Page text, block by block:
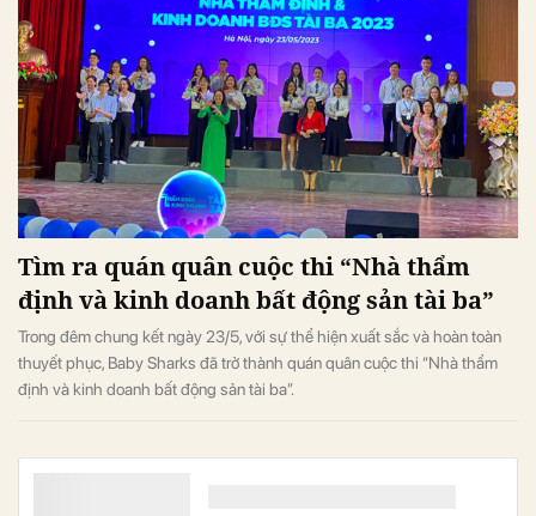
Tìm ra quán quân cuộc thi “Nhà thẩm
định và kinh doanh bất động sản tài ba”
Trong đêm chung kết ngày 23/5, với sự thể hiện xuất sắc và hoàn toàn
thuyết phục, Baby Sharks đã trở thành quán quân cuộc thi “Nhà thẩm
định và kinh doanh bất động sản tài ba”.